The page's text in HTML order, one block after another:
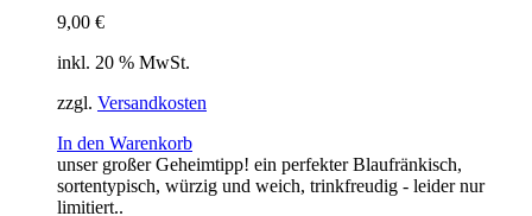
9,00 €
inkl. 20 % MwSt.
zzgl. Versandkosten
In den Warenkorb
unser großer Geheimtipp! ein perfekter Blaufränkisch,
sortentypisch, würzig und weich, trinkfreudig - leider nur
limitiert..